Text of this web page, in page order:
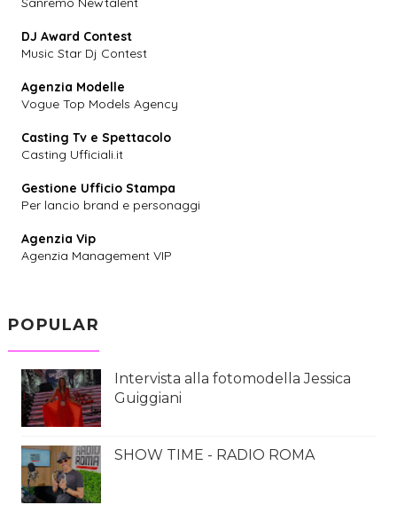
DJ Award Contest
Music Star Dj Contest
Agenzia Modelle
Vogue Top Models Agency
Casting Tv e Spettacolo
Casting Ufficiali.it
Gestione Ufficio Stampa
Per lancio brand e personaggi
Agenzia Vip
Agenzia Management VIP
POPULAR
Intervista alla fotomodella Jessica
Guiggiani
SHOW TIME - RADIO ROMA